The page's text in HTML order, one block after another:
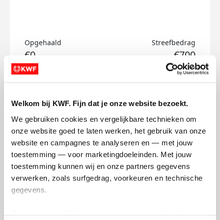
Welkom bij KWF. Fijn dat je onze website bezoekt.
We gebruiken cookies en vergelijkbare technieken om
onze website goed te laten werken, het gebruik van onze
website en campagnes te analyseren en — met jouw
toestemming — voor marketingdoeleinden. Met jouw
toestemming kunnen wij en onze partners gegevens
verwerken, zoals surfgedrag, voorkeuren en technische
gegevens.
Opgehaald
€0
Streefbedrag
€700
Doneer
Tom's badges